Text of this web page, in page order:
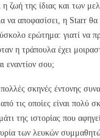
η ζωή της ίδιας και των
να αποφασίσει, η Starr θα
ερώτημα: γιατί να
η τράπουλα έχει
εναντίον σου;
πολλές σκηνές έντονης
τις οποίες είναι πολύ
της ιστορίας που
των λευκών